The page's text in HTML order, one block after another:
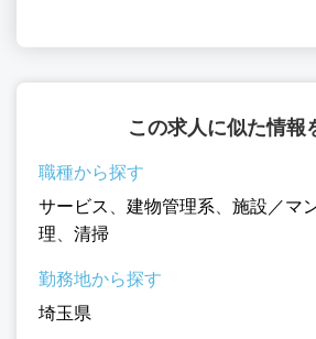
この求人に似た情報
職種から探す
サービス
建物管理系
施設／マ
理
清掃
勤務地から探す
埼玉県